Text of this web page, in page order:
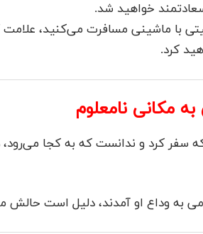
خواهید شد.
با ماشینی مسافرت می‌کنید، علامت
کرد.
مکانی نامعلوم
سفر کرد و ندانست که به کجا
به وداع او آمدند، دلیل است حالش